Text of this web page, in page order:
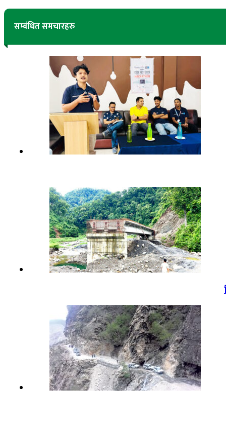
सम्बंधित समचारहरु